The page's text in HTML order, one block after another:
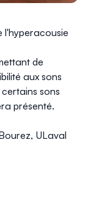
l'hyperacousie
de
aux sons
sons
présenté.
ULaval